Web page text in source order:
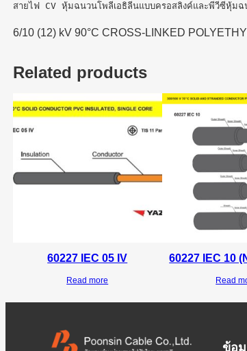
สายไฟ CV หุ้มฉนวนโพลีเอธิลีนแบบครอสลิงค์และพีวีซี
6/10 (12) kV 90°C CROSS-LINKED
Related products
60227 IEC 05 IV
Read more
60227 IEC 10
Read
ข้อ